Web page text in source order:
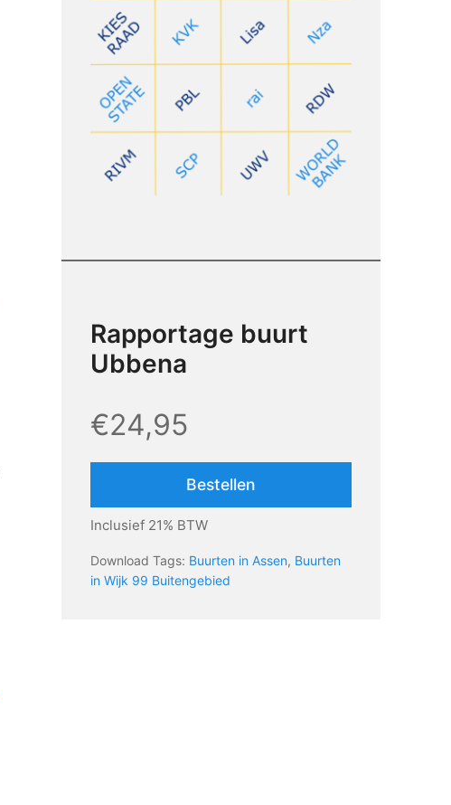
Rapportage buurt
Ubbena
€24,95
Bestellen
Inclusief 21% BTW
Download Tags: Buurten in Assen, Buurten
in Wijk 99 Buitengebied